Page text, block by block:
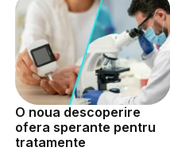
O noua descoperire
ofera sperante pentru
tratamente